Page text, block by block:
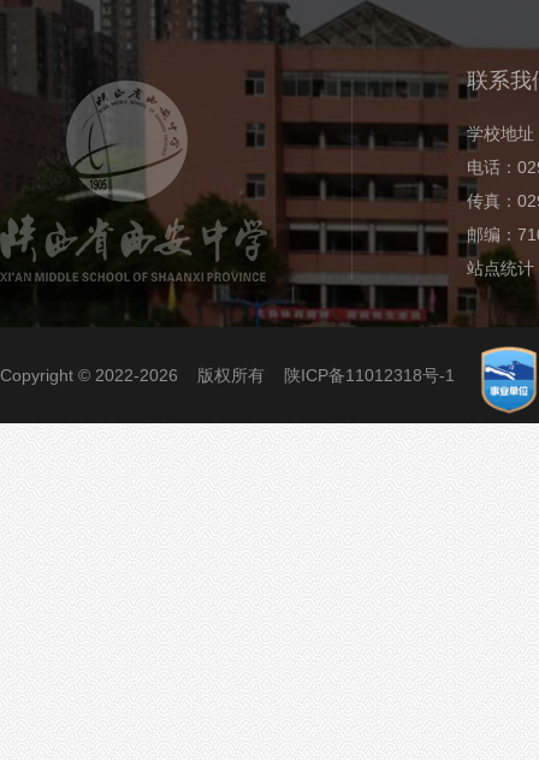
联系我
学校地址
电话：
传真：
邮编：
站点统计
Copyright © 2022-2026 版权所有 陕ICP备11012318号-1